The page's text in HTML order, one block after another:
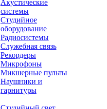
Акустические
системы
Студийное
оборудование
Радиосистемы
Служебная связь
Рекордеры
Микрофоны
Микшерные пульты
Наушники и
гарнитуры